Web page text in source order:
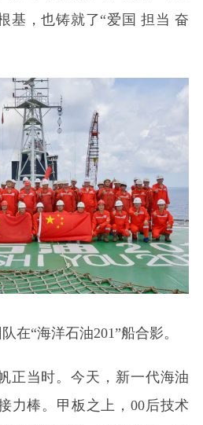
基，也铸就了“爱国 担当 奋
在“海洋石油201”船合影。
正当时。今天，新一代海油
力棒。甲板之上，00后技术